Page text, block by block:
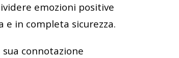
emozioni positive
in completa sicurezza.
connotazione